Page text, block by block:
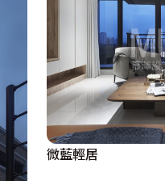
微藍輕居